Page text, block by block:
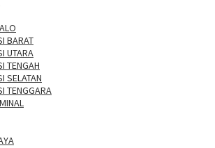
BARAT
UTARA
TENGAH
SELATAN
TENGGARA